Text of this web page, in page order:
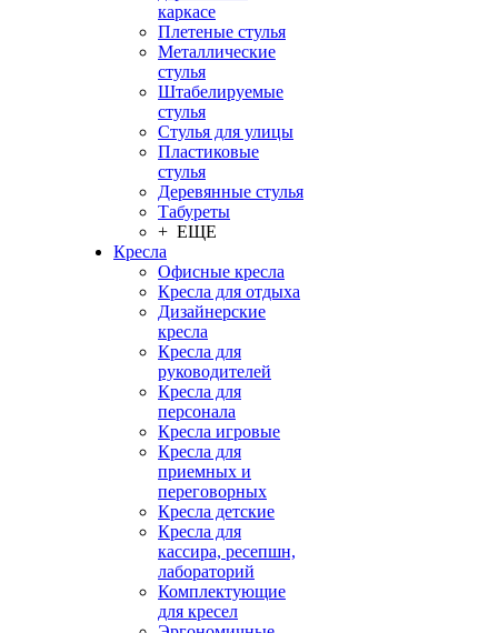
каркасе
Плетеные стулья
Металлические
стулья
Штабелируемые
стулья
Стулья для улицы
Пластиковые
стулья
Деревянные стулья
Табуреты
+ ЕЩЕ
Кресла
Офисные кресла
Кресла для отдыха
Дизайнерские
кресла
Кресла для
руководителей
Кресла для
персонала
Кресла игровые
Кресла для
приемных и
переговорных
Кресла детские
Кресла для
кассира, ресепшн,
лабораторий
Комплектующие
для кресел